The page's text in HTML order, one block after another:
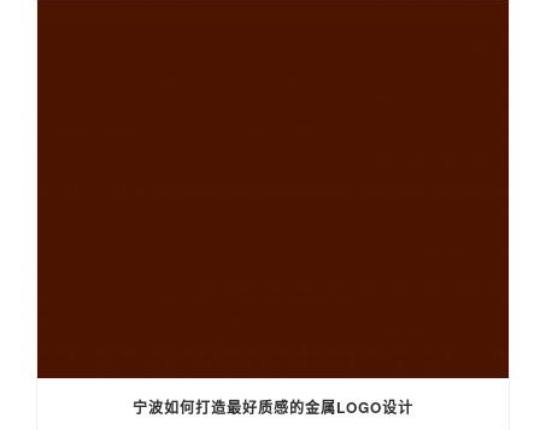
宁波如何打造最好质感的金属LOGO设计